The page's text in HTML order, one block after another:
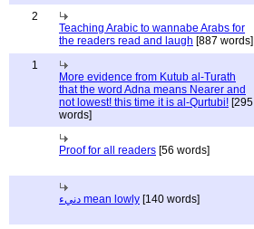
2
Teaching Arabic to wannabe Arabs for
the readers read and laugh [887 words]
1
More evidence from Kutub al-Turath
that the word Adna means Nearer and
not lowest! this time it is al-Qurtubi! [295
words]
Proof for all readers [56 words]
دنيء mean lowly [140 words]